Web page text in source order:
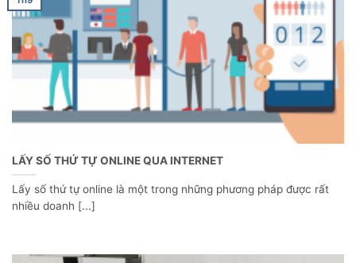
LẤY SỐ THỨ TỰ ONLINE QUA INTERNET
Lấy số thứ tự online là một trong những phương pháp được rất
nhiều doanh [...]